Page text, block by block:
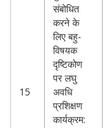
15
संबोधित
करने के
लिए बहु-
विषयक
दृष्टिकोण
पर लघु
अवधि
प्रशिक्षण
कार्यक्रम: